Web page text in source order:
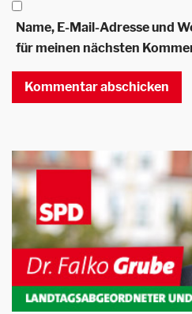
Name, E-Mail-Adresse und
für meinen nächsten